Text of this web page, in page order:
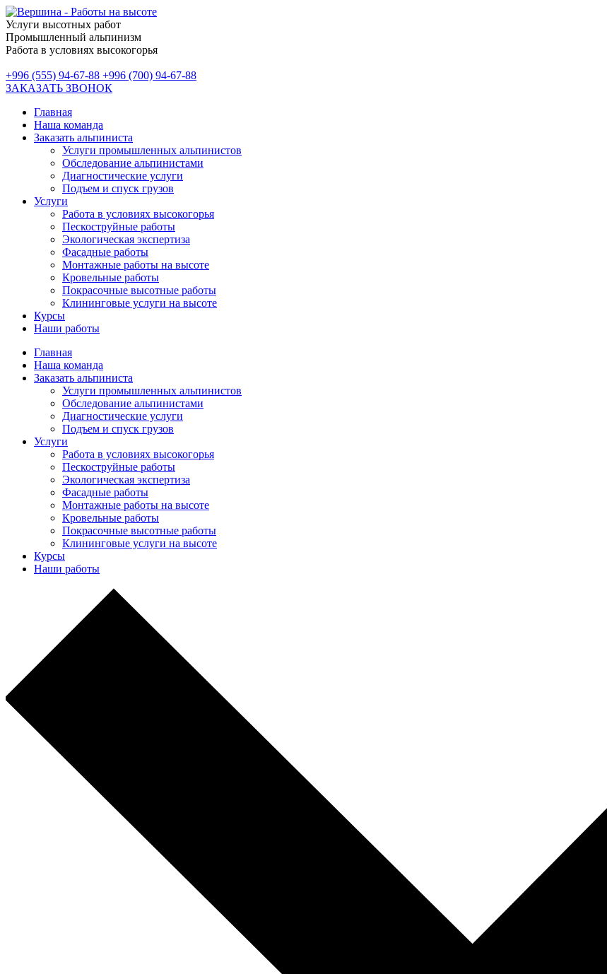
Услуги высотных работ
Промышленный альпинизм
Работа в условиях высокогорья
+996 (555) 94-67-88 +996 (700) 94-67-88
ЗАКАЗАТЬ ЗВОНОК
Главная
Наша команда
Заказать альпиниста
Услуги промышленных альпинистов
Обследование альпинистами
Диагностические услуги
Подъем и спуск грузов
Услуги
Работа в условиях высокогорья
Пескоструйные работы
Экологическая экспертиза
Фасадные работы
Монтажные работы на высоте
Кровельные работы
Покрасочные высотные работы
Клининговые услуги на высоте
Курсы
Наши работы
Главная
Наша команда
Заказать альпиниста
Услуги промышленных альпинистов
Обследование альпинистами
Диагностические услуги
Подъем и спуск грузов
Услуги
Работа в условиях высокогорья
Пескоструйные работы
Экологическая экспертиза
Фасадные работы
Монтажные работы на высоте
Кровельные работы
Покрасочные высотные работы
Клининговые услуги на высоте
Курсы
Наши работы